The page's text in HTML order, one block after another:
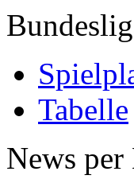
Tabelle
News per